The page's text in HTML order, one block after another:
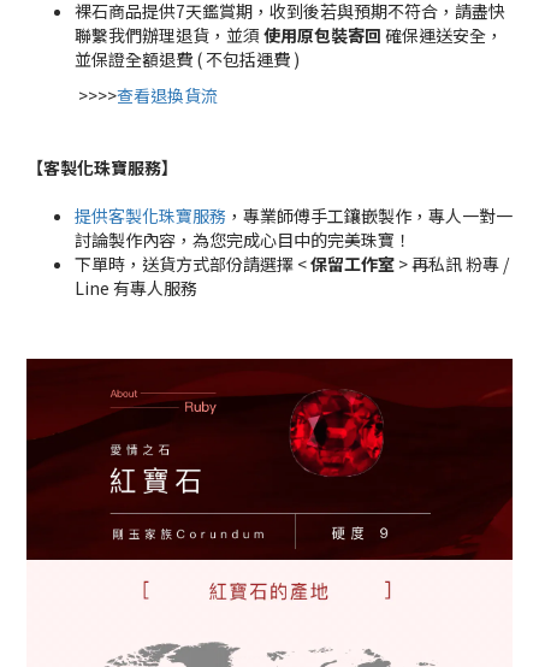
裸石商品提供7天鑑賞期，收到後若與預期不符合，請盡快
聯繫我們辦理退貨，並須 使用原包裝寄回 確保運送安全，
並保證全額退費 ( 不包括運費 )
>>>>查看退換貨流
【客製化珠寶服務】
提供客製化珠寶服務 ，專業師傅手工鑲嵌製作，專人一對一
討論製作內容，為您完成心目中的完美珠寶！
下單時，送貨方式部份請選擇 <保留工作室 > 再私訊 粉專 /
Line 有專人服務